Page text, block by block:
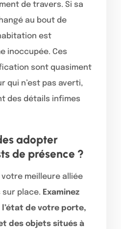
de travers. Si sa
au bout de
est
inoccupée. Ces
sont quasiment
qui n’est pas averti,
des détails infimes
adopter
de présence ?
meilleure alliée
sur place. Examinez
de votre porte,
des objets situés à